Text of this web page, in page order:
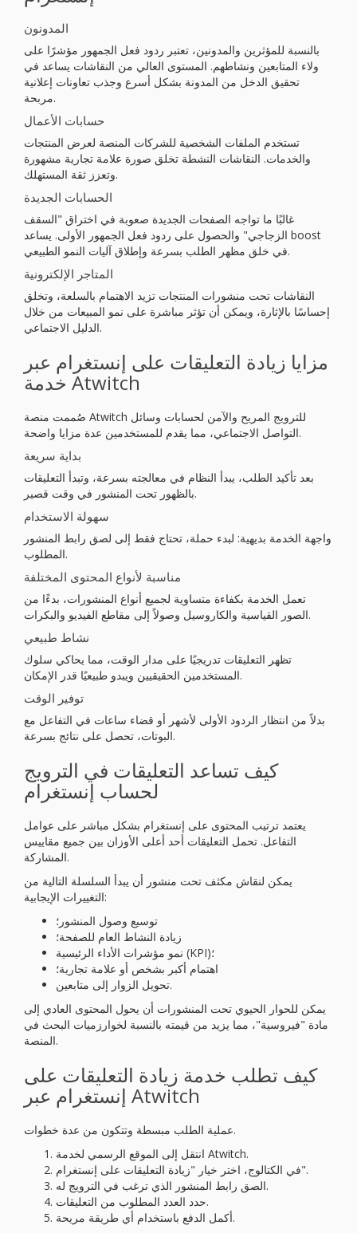
المدونون
بالنسبة للمؤثرين والمدونين، تعتبر ردود فعل الجمهور مؤشرًا على
ولاء المتابعين ونشاطهم. المستوى العالي من النقاشات يساعد في
تحقيق الدخل من المدونة بشكل أسرع وجذب تعاونات إعلانية
مربحة.
حسابات الأعمال
تستخدم الملفات الشخصية للشركات المنصة لعرض المنتجات
والخدمات. النقاشات النشطة تخلق صورة علامة تجارية مشهورة
وتعزز ثقة المستهلك.
الحسابات الجديدة
غالبًا ما تواجه الصفحات الجديدة صعوبة في اختراق "السقف
الزجاجي" والحصول على ردود فعل الجمهور الأولى. يساعد boost
في خلق مظهر الطلب بسرعة وإطلاق آليات النمو الطبيعي.
المتاجر الإلكترونية
النقاشات تحت منشورات المنتجات تزيد الاهتمام بالسلعة، وتخلق
إحساسًا بالإثارة، ويمكن أن تؤثر مباشرة على نمو المبيعات من خلال
الدليل الاجتماعي.
مزايا زيادة التعليقات على إنستغرام عبر
خدمة Atwitch
صُممت منصة Atwitch للترويج المريح والآمن لحسابات وسائل
التواصل الاجتماعي، مما يقدم للمستخدمين عدة مزايا واضحة.
بداية سريعة
بعد تأكيد الطلب، يبدأ النظام في معالجته بسرعة، وتبدأ التعليقات
بالظهور تحت المنشور في وقت قصير.
سهولة الاستخدام
واجهة الخدمة بديهية: لبدء حملة، تحتاج فقط إلى لصق رابط المنشور
المطلوب.
مناسبة لأنواع المحتوى المختلفة
تعمل الخدمة بكفاءة متساوية لجميع أنواع المنشورات، بدءًا من
الصور القياسية والكاروسيل وصولاً إلى مقاطع الفيديو والبكرات.
نشاط طبيعي
تظهر التعليقات تدريجيًا على مدار الوقت، مما يحاكي سلوك
المستخدمين الحقيقيين ويبدو طبيعيًا قدر الإمكان.
توفير الوقت
بدلاً من انتظار الردود الأولى لأشهر أو قضاء ساعات في التفاعل مع
البوتات، تحصل على نتائج بسرعة.
كيف تساعد التعليقات في الترويج
لحساب إنستغرام
يعتمد ترتيب المحتوى على إنستغرام بشكل مباشر على عوامل
التفاعل. تحمل التعليقات أحد أعلى الأوزان بين جميع مقاييس
المشاركة.
يمكن لنقاش مكثف تحت منشور أن يبدأ السلسلة التالية من
التغييرات الإيجابية:
توسيع وصول المنشور؛
زيادة النشاط العام للصفحة؛
نمو مؤشرات الأداء الرئيسية (KPI)؛
اهتمام أكبر بشخص أو علامة تجارية؛
تحويل الزوار إلى متابعين.
يمكن للحوار الحيوي تحت المنشورات أن يحول المحتوى العادي إلى
مادة "فيروسية"، مما يزيد من قيمته بالنسبة لخوارزميات البحث في
المنصة.
كيف تطلب خدمة زيادة التعليقات على
إنستغرام عبر Atwitch
عملية الطلب مبسطة وتتكون من عدة خطوات.
انتقل إلى الموقع الرسمي لخدمة Atwitch.
في الكتالوج، اختر خيار "زيادة التعليقات على إنستغرام".
الصق رابط المنشور الذي ترغب في الترويج له.
حدد العدد المطلوب من التعليقات.
أكمل الدفع باستخدام أي طريقة مريحة.